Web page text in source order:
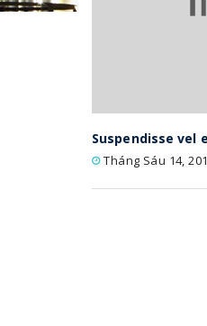
Suspendisse vel
Tháng Sáu 14,